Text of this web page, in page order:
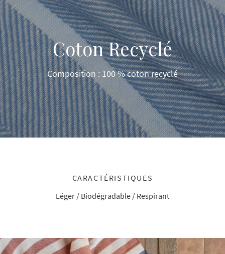
Coton Recyclé
Composition : 100 % coton recyclé
CARACTÉRISTIQUES
Léger / Biodégradable / Respirant